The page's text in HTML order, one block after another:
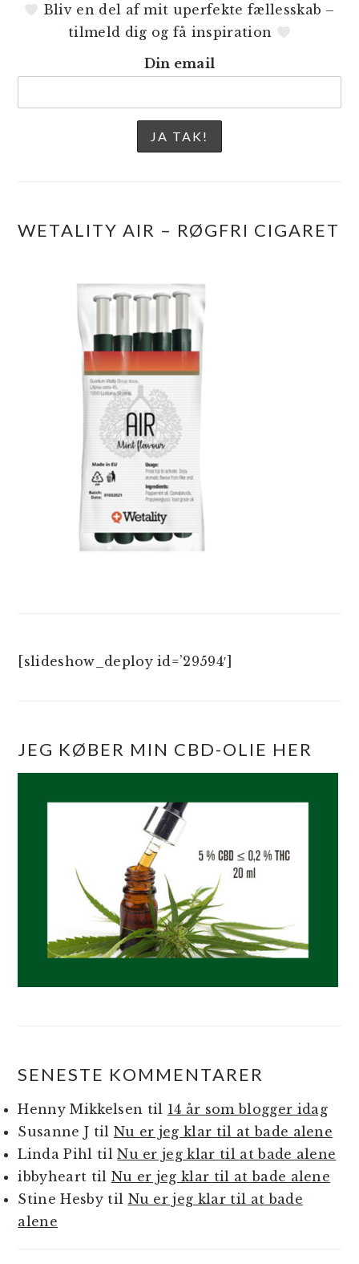
Bliv en del af mit uperfekte fællesskab –
tilmeld dig og få inspiration
Din email
WETALITY AIR – RØGFRI CIGARET
[slideshow_deploy id=’29594′]
JEG KØBER MIN CBD-OLIE HER
SENESTE KOMMENTARER
Henny Mikkelsen til 14 år som blogger idag
Susanne J til Nu er jeg klar til at bade alene
Linda Pihl tilNu er jeg klar til at bade alene
ibbyheart til Nu er jeg klar til at bade alene
Stine Hesbytil Nu er jeg klar til at bade
alene